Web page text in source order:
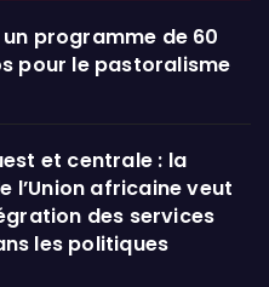
un programme de 60
pour le pastoralisme
et centrale : la
l’Union africaine veut
des services
les politiques